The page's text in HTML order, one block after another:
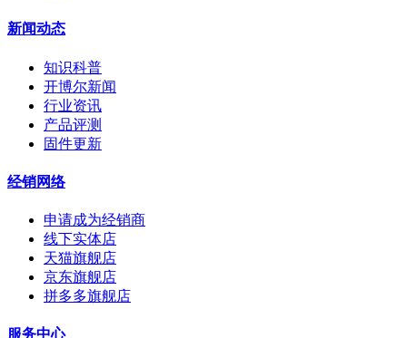
新闻动态
知识科普
开博尔新闻
行业资讯
产品评测
固件更新
经销网络
申请成为经销商
线下实体店
天猫旗舰店
京东旗舰店
拼多多旗舰店
服务中心